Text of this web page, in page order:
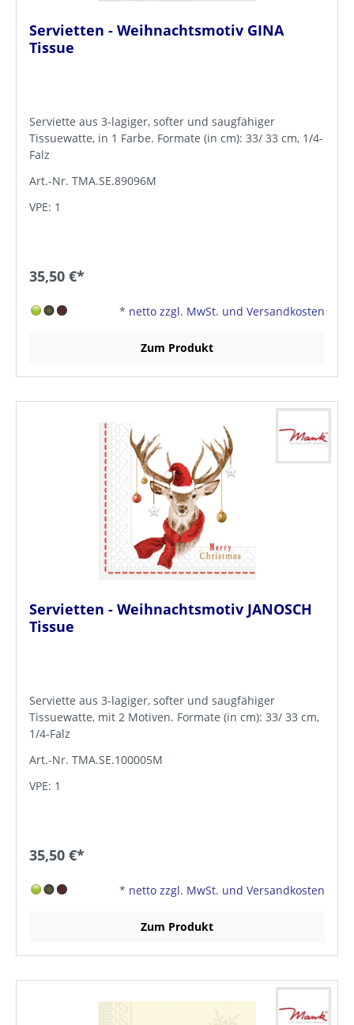
Servietten - Weihnachtsmotiv GINA
Tissue
Serviette aus 3-lagiger, softer und saugfähiger
Tissuewatte, in 1 Farbe. Formate (in cm): 33/ 33 cm, 1/4-
Falz
Art.-Nr. TMA.SE.89096M
VPE: 1
35,50 €*
* netto zzgl. MwSt. und Versandkosten
Zum Produkt
Servietten - Weihnachtsmotiv JANOSCH
Tissue
Serviette aus 3-lagiger, softer und saugfähiger
Tissuewatte, mit 2 Motiven. Formate (in cm): 33/ 33 cm,
1/4-Falz
Art.-Nr. TMA.SE.100005M
VPE: 1
35,50 €*
* netto zzgl. MwSt. und Versandkosten
Zum Produkt